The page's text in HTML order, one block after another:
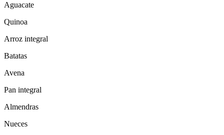
Aguacate
Quinoa
Arroz integral
Batatas
Avena
Pan integral
Almendras
Nueces